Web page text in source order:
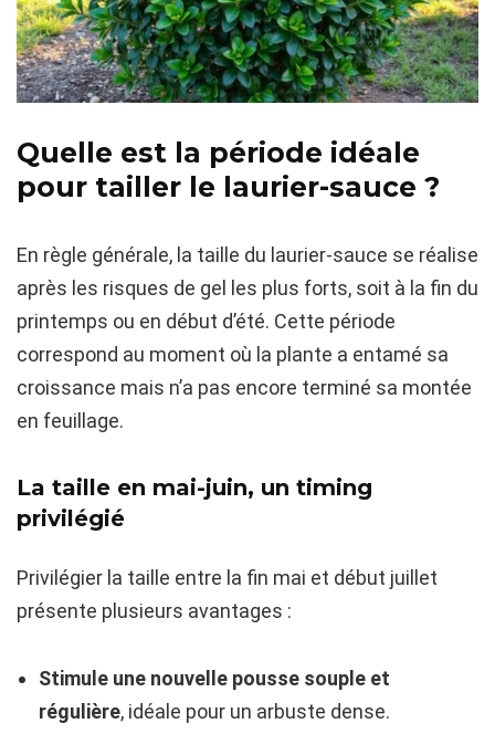
Quelle est la période idéale
pour tailler le laurier-sauce ?
En règle générale, la taille du laurier-sauce se réalise
après les risques de gel les plus forts, soit à la fin du
printemps ou en début d’été. Cette période
correspond au moment où la plante a entamé sa
croissance mais n’a pas encore terminé sa montée
en feuillage.
La taille en mai-juin, un timing
privilégié
Privilégier la taille entre la fin mai et début juillet
présente plusieurs avantages :
Stimule une nouvelle pousse souple et
régulière, idéale pour un arbuste dense.